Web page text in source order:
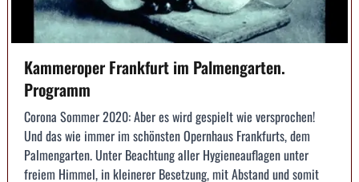
Kammeroper Frankfurt im Palmengarten.
Programm
Corona Sommer 2020: Aber es wird gespielt wie versprochen!
Und das wie immer im schönsten Opernhaus Frankfurts, dem
Palmengarten. Unter Beachtung aller Hygieneauflagen unter
freiem Himmel, in kleinerer Besetzung, mit Abstand und somit